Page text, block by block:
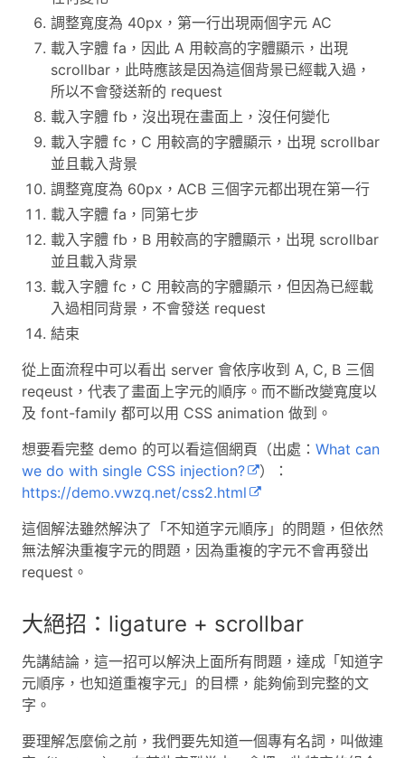
調整寬度為 40px，第一行出現兩個字元 AC
載入字體 fa，因此 A 用較高的字體顯示，出現
scrollbar，此時應該是因為這個背景已經載入過，
所以不會發送新的 request
載入字體 fb，沒出現在畫面上，沒任何變化
載入字體 fc，C 用較高的字體顯示，出現 scrollbar
並且載入背景
調整寬度為 60px，ACB 三個字元都出現在第一行
載入字體 fa，同第七步
載入字體 fb，B 用較高的字體顯示，出現 scrollbar
並且載入背景
載入字體 fc，C 用較高的字體顯示，但因為已經載
入過相同背景，不會發送 request
結束
從上面流程中可以看出 server 會依序收到 A, C, B 三個
reqeust，代表了畫面上字元的順序。而不斷改變寬度以
及 font-family 都可以用 CSS animation 做到。
想要看完整 demo 的可以看這個網頁（出處： What can
we do with single CSS injection?
）：
https://demo.vwzq.net/css2.html
這個解法雖然解決了「不知道字元順序」的問題，但依然
無法解決重複字元的問題，因為重複的字元不會再發出
request。
大絕招：ligature + scrollbar
先講結論，這一招可以解決上面所有問題，達成「知道字
元順序，也知道重複字元」的目標，能夠偷到完整的文
字。
要理解怎麼偷之前，我們要先知道一個專有名詞，叫做連